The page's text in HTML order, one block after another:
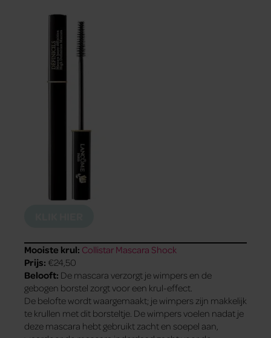
Mooiste krul: Collistar Mascara Shock
Prijs: €24,50
Belooft: De mascara verzorgt je wimpers en de
gebogen borstel zorgt voor een krul-effect.
De belofte wordt waargemaakt; je wimpers zijn makkelijk
te krullen met dit borsteltje. De wimpers voelen nadat je
deze mascara hebt gebruikt zacht en soepel aan,